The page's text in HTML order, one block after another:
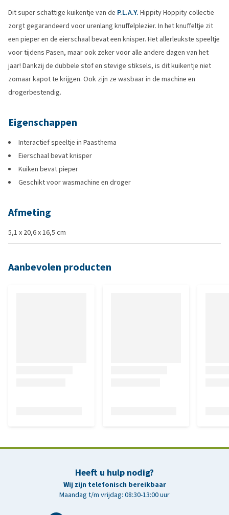
Dit super schattige kuikentje van de P.L.A.Y. Hippity Hoppity collectie
zorgt gegarandeerd voor urenlang knuffelplezier. In het knuffeltje zit
een pieper en de eierschaal bevat een knisper. Het allerleukste speeltje
voor tijdens Pasen, maar ook zeker voor alle andere dagen van het
jaar! Dankzij de dubbele stof en stevige stiksels, is dit kuikentje niet
zomaar kapot te krijgen. Ook zijn ze wasbaar in de machine en
drogerbestendig.
Eigenschappen
Interactief speeltje in Paasthema
Eierschaal bevat knisper
Kuiken bevat pieper
Geschikt voor wasmachine en droger
Afmeting
5,1 x 20,6 x 16,5 cm
Aanbevolen producten
Heeft u hulp nodig?
Wij zijn telefonisch bereikbaar
Maandag t/m vrijdag: 08:30-13:00 uur